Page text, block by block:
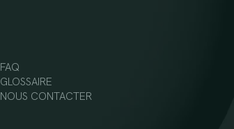
FAQ
GLOSSAIRE
NOUS CONTACTER